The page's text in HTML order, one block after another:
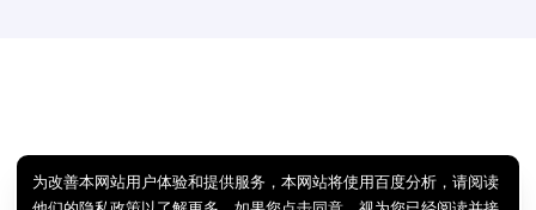
为改善本网站用户体验和提供服务，本网站将使用百度分析，请阅读